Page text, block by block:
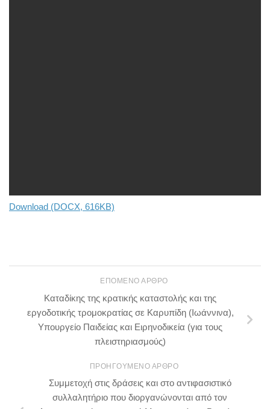
Download (DOCX, 616KB)
ΕΠΌΜΕΝΟ ΆΡΘΡΟ
Καταδίκης της κρατικής καταστολής και της
εργοδοτικής τρομοκρατίας σε Καρυπίδη (Ιωάννινα),
Υπουργείο Παιδείας και Ειρηνοδικεία (για τους
πλειστηριασμούς)
ΠΡΟΗΓΟΎΜΕΝΟ ΆΡΘΡΟ
Συμμετοχή στις δράσεις και στο αντιφασιστικό
συλλαλητήριο που διοργανώνονται από τον